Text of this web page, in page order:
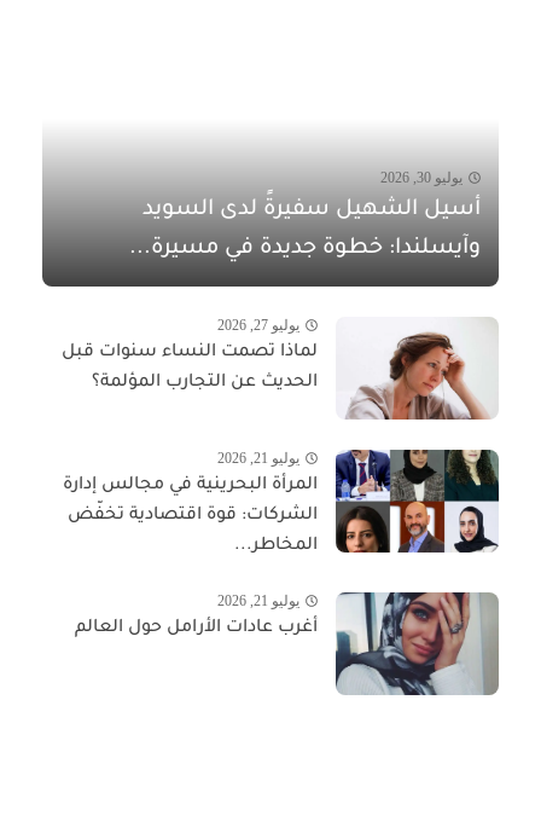
يوليو 30, 2026
أسيل الشهيل سفيرةً لدى السويد
وآيسلندا: خطوة جديدة في مسيرة...
يوليو 27, 2026
لماذا تصمت النساء سنوات قبل
الحديث عن التجارب المؤلمة؟
يوليو 21, 2026
المرأة البحرينية في مجالس إدارة
الشركات: قوة اقتصادية تخفّض
المخاطر...
يوليو 21, 2026
أغرب عادات الأرامل حول العالم